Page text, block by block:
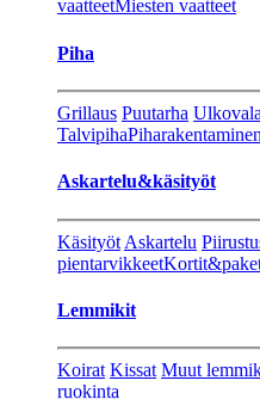
vaatteetMiesten vaatteet
Piha
Grillaus Puutarha
TalvipihaPiharakentaminen
Askartelu&käsityöt
Käsityöt Askartelu
pientarvikkeet
Lemmikit
Koirat Kissat Muut
ruokinta